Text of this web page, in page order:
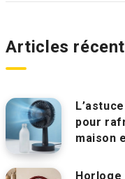
Articles
pour
maison
Horloge